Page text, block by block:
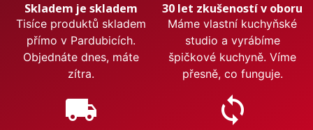
Skladem je skladem
Tisíce produktů skladem
přímo v Pardubicích.
Objednáte dnes, máte
zítra.
30 let zkušeností v oboru
Máme vlastní kuchyňské
studio a vyrábíme
špičkové kuchyně. Víme
přesně, co funguje.
local_shipping sync